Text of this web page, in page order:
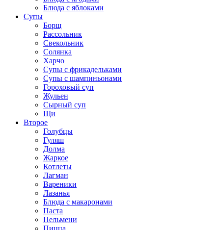
Блюда с яблоками
Супы
Борщ
Рассольник
Свекольник
Солянка
Харчо
Супы с фрикадельками
Супы с шампиньонами
Гороховый суп
Жульен
Сырный суп
Щи
Второе
Голубцы
Гуляш
Долма
Жаркое
Котлеты
Лагман
Вареники
Лазанья
Блюда с макаронами
Паста
Пельмени
Пицца